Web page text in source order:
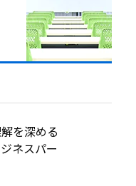
を深める
ネスパー